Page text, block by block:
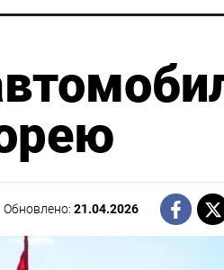
Обновлено:21.04.2026